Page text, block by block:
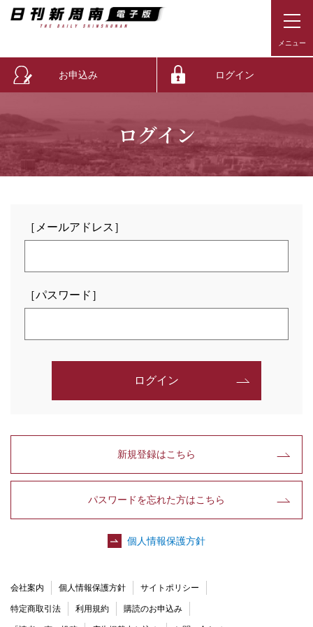
お申込み ログイン
ログイン
［メールアドレス］
［パスワード］
ログイン
新規登録はこちら
パスワードを忘れた方はこちら
個人情報保護方針
会社案内 個人情報保護方針 サイトポリシー
特定商取引法 利用規約 購読のお申込み